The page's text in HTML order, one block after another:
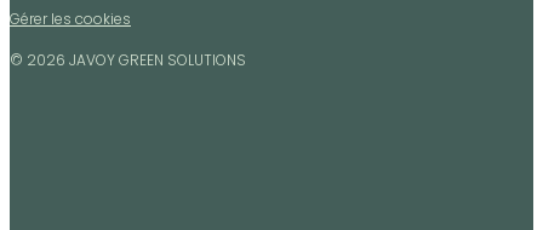
Gérer les cookies
© 2026 JAVOY GREEN SOLUTIONS